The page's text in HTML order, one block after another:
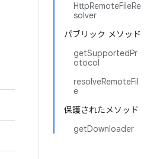
HttpRemoteFileRe
solver
パブリック メソッド
getSupportedPr
otocol
resolveRemoteFil
e
保護されたメソッド
getDownloader